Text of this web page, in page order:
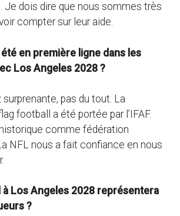
Je dois dire que nous sommes très
compter sur leur aide.
en première ligne dans les
Los Angeles 2028 ?
pas du tout. La
football a été portée par l’IFAF.
comme fédération
NFL nous a fait confiance en nous
à Los Angeles 2028 représentera
?